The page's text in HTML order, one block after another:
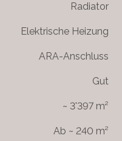
Radiator
Elektrische Heizung
ARA-Anschluss
Gut
~ 3'397 m²
Ab ~ 240 m²